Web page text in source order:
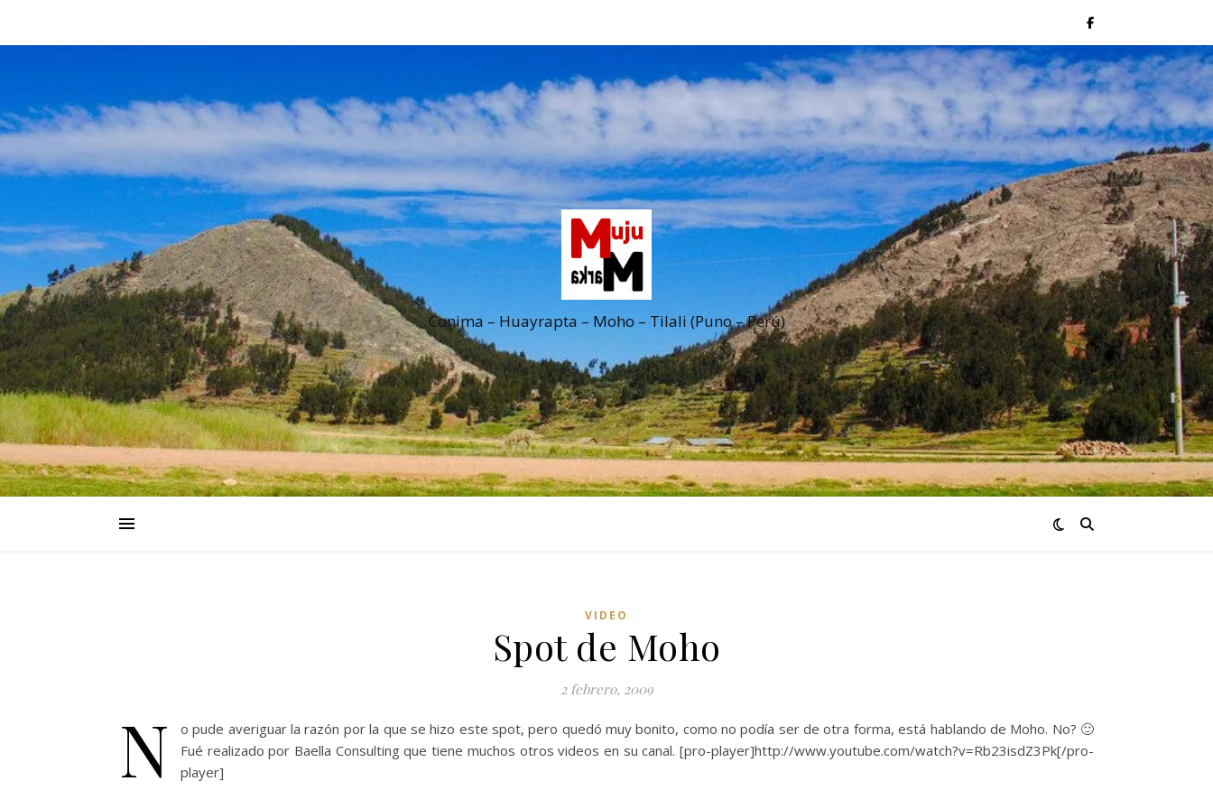
Conima – Huayrapta – Moho – Tilali (Puno – Perú)
VIDEO
Spot de Moho
2 febrero, 2009
N
o pude averiguar la razón por la que se hizo este spot, pero quedó muy bonito, como no podía ser de otra forma, está hablando de Moho. No? 🙂
Fué realizado por Baella Consulting que tiene muchos otros videos en su canal. [pro-player]http://www.youtube.com/watch?v=Rb23isdZ3Pk[/pro-
player]